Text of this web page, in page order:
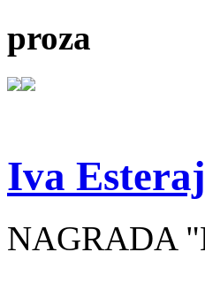
proza
Iva
NAGRADA